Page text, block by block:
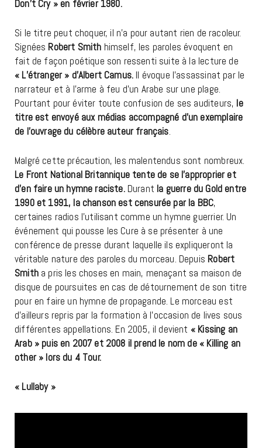
Don’t Cry » en février 1980.
Si le titre peut choquer, il n’a pour autant rien de racoleur.
Signées Robert Smith himself, les paroles évoquent en
fait de façon poétique son ressenti suite à la lecture de
« L’étranger » d’Albert Camus. Il évoque l’assassinat par le
narrateur et à l’arme à feu d’un Arabe sur une plage.
Pourtant pour éviter toute confusion de ses auditeurs, le
titre est envoyé aux médias accompagné d’un exemplaire
de l’ouvrage du célèbre auteur français.
Malgré cette précaution, les malentendus sont nombreux.
Le Front National Britannique tente de se l’approprier et
d’en faire un hymne raciste.Durant la guerre du Gold entre
1990 et 1991, la chanson est censurée par la BBC,
certaines radios l’utilisant comme un hymne guerrier. Un
événement qui pousse les Cure à se présenter à une
conférence de presse durant laquelle ils expliqueront la
véritable nature des paroles du morceau. Depuis Robert
Smitha pris les choses en main, menaçant sa maison de
disque de poursuites en cas de détournement de son titre
pour en faire un hymne de propagande. Le morceau est
d’ailleurs repris par la formation à l’occasion de lives sous
différentes appellations. En 2005, il devient « Kissing an
Arab » puis en 2007 et 2008 il prend le nom de « Killing an
other » lors du 4 Tour.
« Lullaby »